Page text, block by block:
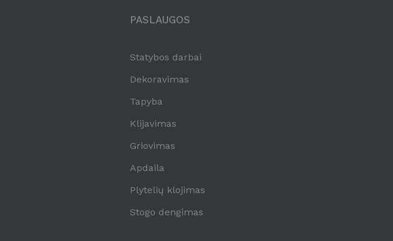
PASLAUGOS
Statybos darbai
Dekoravimas
Tapyba
Klijavimas
Griovimas
Apdaila
Plytelių klojimas
Stogo dengimas